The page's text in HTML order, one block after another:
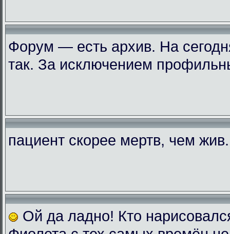
Форум — есть архив. На
так. За исключением
пациент скорее мертв, чем
Ой да ладно! Кто